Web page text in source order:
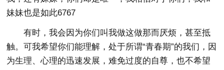
妹妹也是如此6767
有时，我会因为你们叫我做这做那而厌烦，甚至抵
触。可我希望你们能理解，处于所谓“青春期”的我们，因
为生理、心理的迅速发展，难免过度的自尊，也不希望